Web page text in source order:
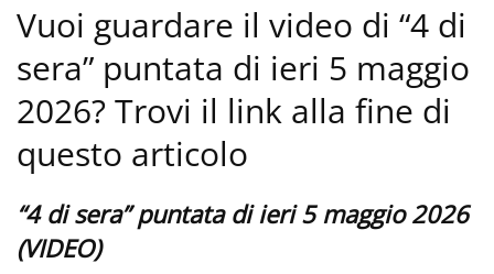
Vuoi guardare il video di “4 di
sera” puntata di ieri 5 maggio
2026? Trovi il link alla fine di
questo articolo
“4 di sera” puntata di ieri 5 maggio 2026
(VIDEO)